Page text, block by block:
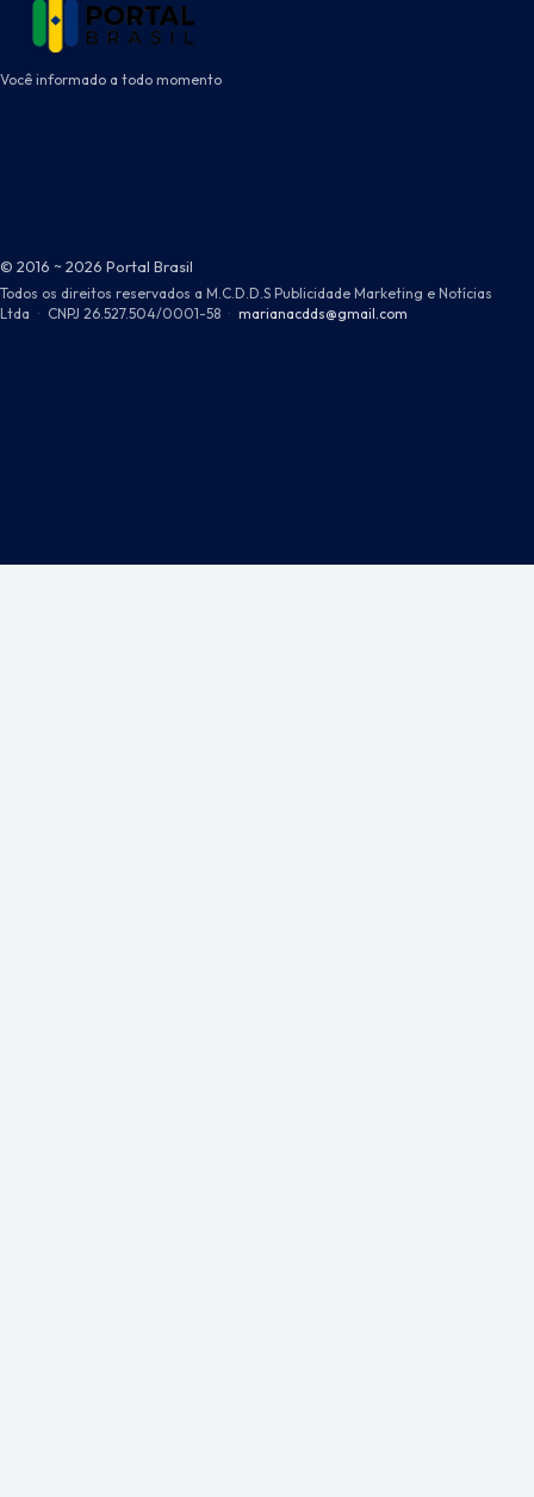
Você informado a todo momento
© 2016 ~ 2026 Portal Brasil
Todos os direitos reservados a M.C.D.D.S Publicidade Marketing e Notícias
Ltda · CNPJ 26.527.504/0001-58 · marianacdds@gmail.com